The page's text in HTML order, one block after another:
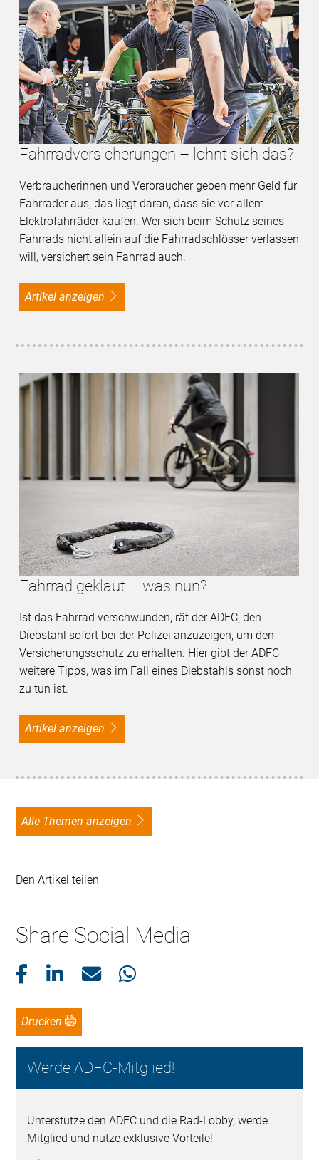
Fahrradversicherungen – lohnt sich das?
Verbraucherinnen und Verbraucher geben mehr Geld für
Fahrräder aus, das liegt daran, dass sie vor allem
Elektrofahrräder kaufen. Wer sich beim Schutz seines
Fahrrads nicht allein auf die Fahrradschlösser verlassen
will, versichert sein Fahrrad auch.
Artikel anzeigen
Fahrrad geklaut – was nun?
Ist das Fahrrad verschwunden, rät der ADFC, den
Diebstahl sofort bei der Polizei anzuzeigen, um den
Versicherungsschutz zu erhalten. Hier gibt der ADFC
weitere Tipps, was im Fall eines Diebstahls sonst noch
zu tun ist.
Artikel anzeigen
alle Themen anzeigen
Den Artikel teilen
Share Social Media
Drucken
Werde ADFC-Mitglied!
Unterstütze den ADFC und die Rad-Lobby, werde
Mitglied und nutze exklusive Vorteile!